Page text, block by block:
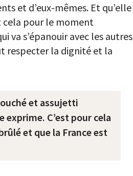
et d’eux-mêmes. Et qu’elle
cela pour le moment
va s’épanouir avec les autres
respecter la dignité et la
et assujetti
C’est pour cela
et que la France est